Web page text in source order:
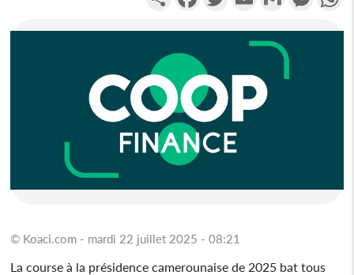
© Koaci.com - mardi 22 juillet 2025 - 08:21
La course à la présidence camerounaise de 2025 bat tous